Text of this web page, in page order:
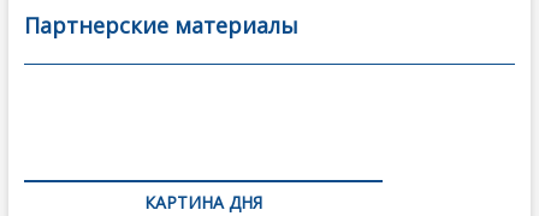
b
o
er l
а
в
Партнерские материалы
по
КАРТИНА ДНЯ